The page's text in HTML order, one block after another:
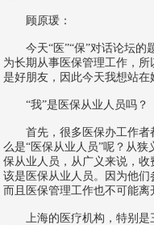
顾原瑗：
今天“医”“保”对话论坛的
为长期从事医保管理工作，
是好朋友，因此今天我想站在
“我”是医保从业人员吗？
首先，很多医保办工作者
么是“医保从业人员”呢？从
保从业人员，从广义来说，
该是医保从业人员。因为他们
而且医保管理工作也不可能离
上海的医疗机构，特别是